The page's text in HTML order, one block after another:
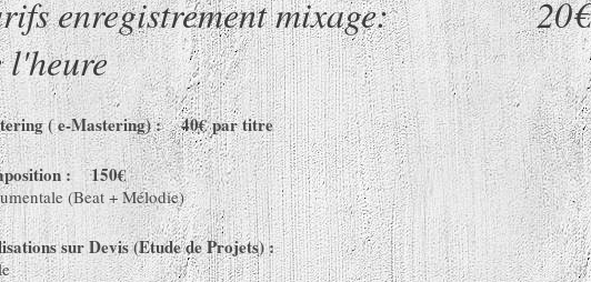
enregistrement mixage: 20€
l'heure
( e-Mastering) : 40€ par titre
: 150€
(Beat + Mélodie)
sur Devis (Etude de Projets) :